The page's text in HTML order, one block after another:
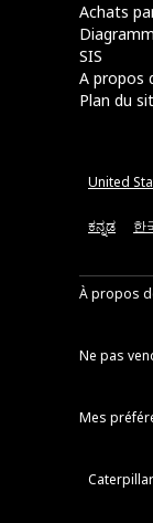
Achats
SIS
A propos
Plan du
United
ಕನ್ನಡ 한
À propos
Ne pas
Mes